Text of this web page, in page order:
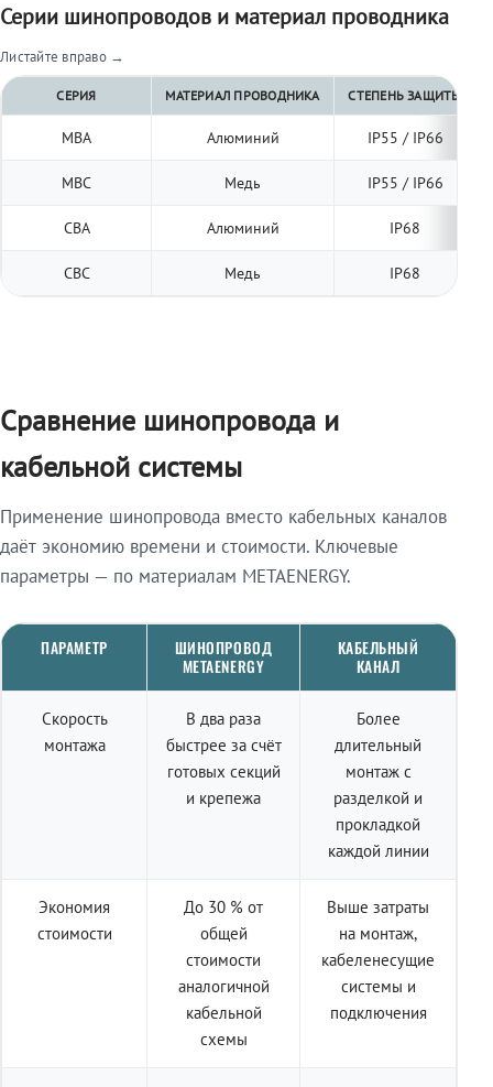
Серии шинопроводов и материал проводника
Листайте вправо →
СЕРИЯ МАТЕРИАЛ ПРОВОДНИКА СТЕПЕНЬ ЗАЩИТЫ
МВА Алюминий IP55 / IP66
МВС Медь IP55 / IP66
СВА Алюминий IP68
СВС Медь IP68
Сравнение шинопровода и
кабельной системы
Применение шинопровода вместо кабельных каналов
даёт экономию времени и стоимости. Ключевые
параметры — по материалам METAENERGY.
ПАРАМЕТР
ШИНОПРОВОД
METAENERGY
КАБЕЛЬНЫЙ
КАНАЛ
Скорость
монтажа
В два раза
быстрее за счёт
готовых секций
и крепежа
Более
длительный
монтаж с
разделкой и
прокладкой
каждой линии
Экономия
стоимости
До 30 % от
общей
стоимости
аналогичной
кабельной
схемы
Выше затраты
на монтаж,
кабеленесущие
системы и
подключения